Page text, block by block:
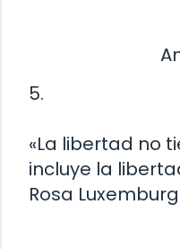
5.
«La libertad no
incluye la
Rosa